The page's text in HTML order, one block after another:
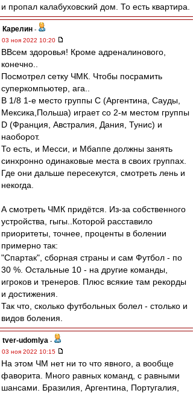
и пропал калабуховский дом. То есть квартира.
Карелин -
03 ноя 2022 10:20
ВВсем здоровья! Кроме адреналинового,
конечно..
Посмотрел сетку ЧМК. Чтобы посрамить
суперкомпьютер, ага..
В 1/8 1-е место группы С (Аргентина, Сауды,
Мексика,Польша) играет со 2-м местом группы
D (Франция, Австралия, Дания, Тунис) и
наоборот.
То есть, и Месси, и Мбаппе должны занять
синхронно одинаковые места в своих группах.
Где они дальше пересекутся, смотреть лень и
некогда.
А смотреть ЧМК придётся. Из-за собственного
устройства, гыгы..Которой расставило
приоритеты, точнее, проценты в болении
примерно так:
"Спартак", сборная страны и сам Футбол - по
30 %. Остальные 10 - на другие команды,
игроков и тренеров. Плюс всякие там рекорды
и достижения.
Так что, сколько футбольных болел - столько и
видов боления.
tver-udomlya -
03 ноя 2022 10:15
На этом ЧМ нет ни то что явного, а вообще
фаворита. Много равных команд, с равными
шансами. Бразилия, Аргентина, Португалия,